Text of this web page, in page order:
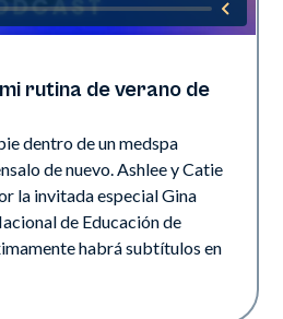
rutina de verano de
dentro de un medspa
de nuevo. Ashlee y Catie
la invitada especial Gina
de Educación de
habrá subtítulos en